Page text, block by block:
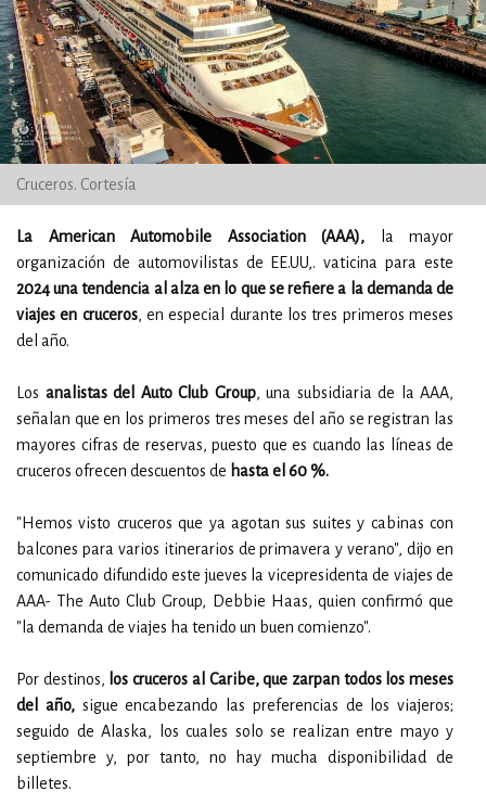
Cruceros. Cortesía
La American Automobile Association (AAA), la mayor
organización de automovilistas de EE.UU,. vaticina para este
2024 una tendencia al alza en lo que se refiere a la demanda de
viajes en cruceros, en especial durante los tres primeros meses
del año.
Los analistas del Auto Club Group, una subsidiaria de la AAA,
señalan que en los primeros tres meses del año se registran las
mayores cifras de reservas, puesto que es cuando las líneas de
cruceros ofrecen descuentos de hasta el 60 %.
"Hemos visto cruceros que ya agotan sus suites y cabinas con
balcones para varios itinerarios de primavera y verano", dijo en
comunicado difundido este jueves la vicepresidenta de viajes de
AAA- The Auto Club Group, Debbie Haas, quien confirmó que
"la demanda de viajes ha tenido un buen comienzo".
Por destinos, los cruceros al Caribe, que zarpan todos los meses
del año,sigue encabezando las preferencias de los viajeros;
seguido de Alaska, los cuales solo se realizan entre mayo y
septiembre y, por tanto, no hay mucha disponibilidad de
billetes.